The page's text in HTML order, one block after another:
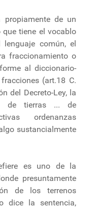
de un
tiene el vocablo
común, el
fraccionamiento o
al diccionario-
(art.18 C.
del Decreto-Ley, la
de tierras ... de
ordenanzas
sustancialmente
es uno de la
presuntamente
de los terrenos
dice la sentencia,